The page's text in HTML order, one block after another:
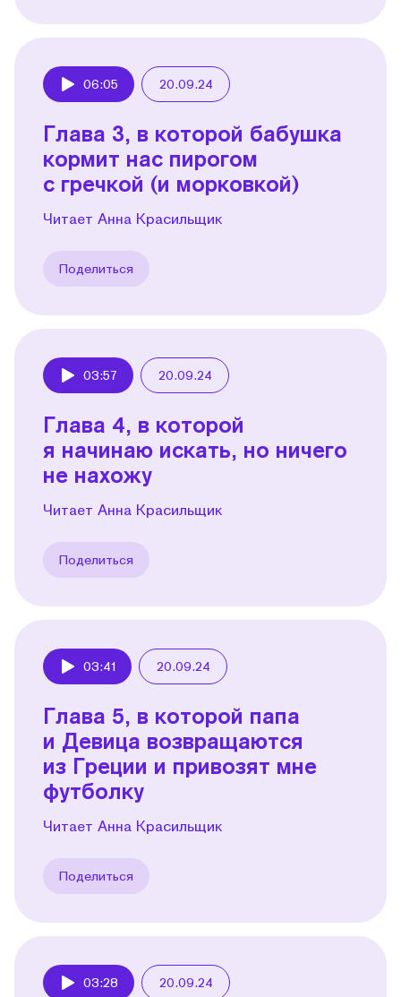
06:05 20.09.24
Глава 3, в которой бабушка
кормит нас пирогом
с гречкой (и морковкой)
Читает Анна Красильщик
Поделиться
03:57 20.09.24
Глава 4, в которой
я начинаю искать, но ничего
не нахожу
Читает Анна Красильщик
Поделиться
03:41 20.09.24
Глава 5, в которой папа
и Девица возвращаются
из Греции и привозят мне
футболку
Читает Анна Красильщик
Поделиться
03:28 20.09.24